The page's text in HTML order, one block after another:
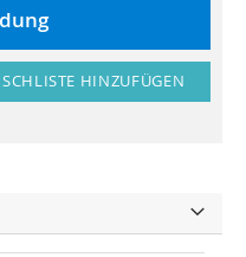
HINZUFÜGEN